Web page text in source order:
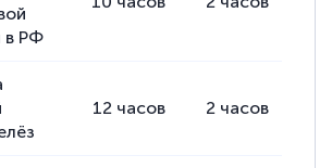
в РФ
12 часов 2 часов